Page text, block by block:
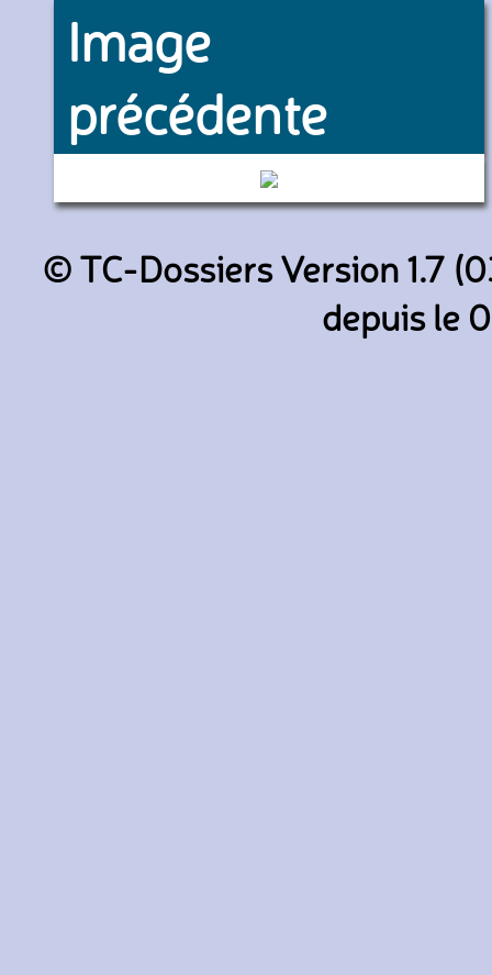
Image
précédente
0937 (RATP)
© TC-Dossiers Version 1.7
depuis le